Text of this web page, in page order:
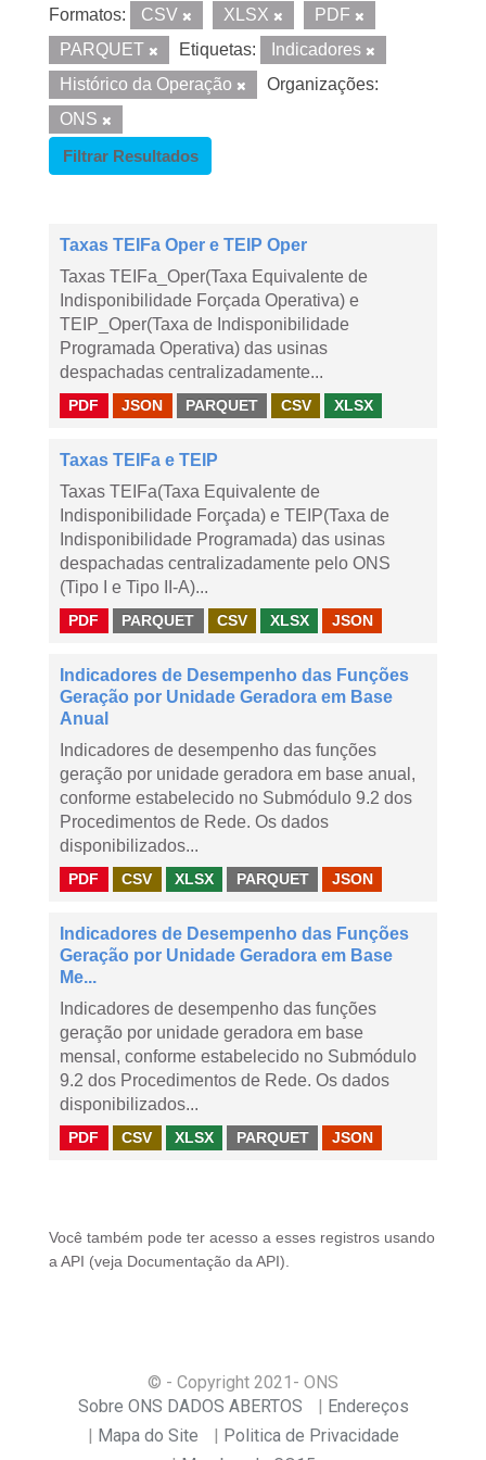
Formatos: CSV XLSX
PDF
PARQUET
Etiquetas:
Indicadores
Histórico da Operação
Organizações:
ONS
Filtrar Resultados
Taxas TEIFa Oper e TEIP Oper
Taxas TEIFa_Oper(Taxa Equivalente de
Indisponibilidade Forçada Operativa) e
TEIP_Oper(Taxa de Indisponibilidade
Programada Operativa) das usinas
despachadas centralizadamente...
PDF JSON PARQUET CSV XLSX
Taxas TEIFa e TEIP
Taxas TEIFa(Taxa Equivalente de
Indisponibilidade Forçada) e TEIP(Taxa de
Indisponibilidade Programada) das usinas
despachadas centralizadamente pelo ONS
(Tipo I e Tipo II-A)...
PDF PARQUET CSV XLSX JSON
Indicadores de Desempenho das Funções
Geração por Unidade Geradora em Base
Anual
Indicadores de desempenho das funções
geração por unidade geradora em base anual,
conforme estabelecido no Submódulo 9.2 dos
Procedimentos de Rede. Os dados
disponibilizados...
PDF CSV XLSX PARQUET JSON
Indicadores de Desempenho das Funções
Geração por Unidade Geradora em Base
Me...
Indicadores de desempenho das funções
geração por unidade geradora em base
mensal, conforme estabelecido no Submódulo
9.2 dos Procedimentos de Rede. Os dados
disponibilizados...
PDF CSV XLSX PARQUET JSON
Você também pode ter acesso a esses registros usando
a API (veja Documentação da API ).
© - Copyright 2021 - ONS
Sobre ONS DADOS ABERTOS
Endereços
Mapa do Site
Politica de Privacidade